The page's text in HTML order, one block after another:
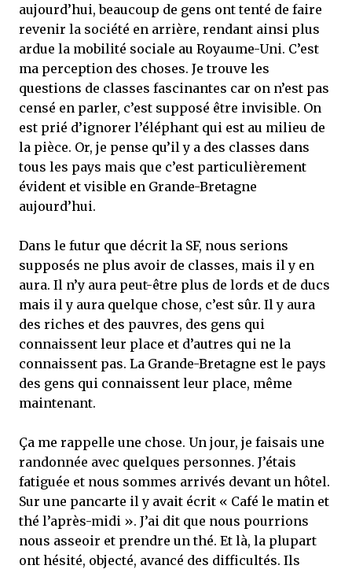
aujourd’hui, beaucoup de gens ont tenté de faire
revenir la société en arrière, rendant ainsi plus
ardue la mobilité sociale au Royaume-Uni. C’est
ma perception des choses. Je trouve les
questions de classes fascinantes car on n’est pas
censé en parler, c’est supposé être invisible. On
est prié d’ignorer l’éléphant qui est au milieu de
la pièce. Or, je pense qu’il y a des classes dans
tous les pays mais que c’est particulièrement
évident et visible en Grande-Bretagne
aujourd’hui.
Dans le futur que décrit la SF, nous serions
supposés ne plus avoir de classes, mais il y en
aura. Il n’y aura peut-être plus de lords et de ducs
mais il y aura quelque chose, c’est sûr. Il y aura
des riches et des pauvres, des gens qui
connaissent leur place et d’autres qui ne la
connaissent pas. La Grande-Bretagne est le pays
des gens qui connaissent leur place, même
maintenant.
Ça me rappelle une chose. Un jour, je faisais une
randonnée avec quelques personnes. J’étais
fatiguée et nous sommes arrivés devant un hôtel.
Sur une pancarte il y avait écrit « Café le matin et
thé l’après-midi ». J’ai dit que nous pourrions
nous asseoir et prendre un thé. Et là, la plupart
ont hésité, objecté, avancé des difficultés. Ils